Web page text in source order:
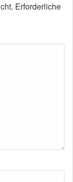
Erforderliche